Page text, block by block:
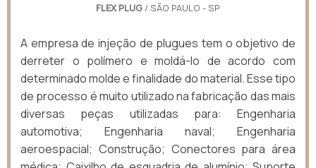
FLEX PLUG / SÃO PAULO - SP
A empresa de injeção de plugues tem o objetivo de
derreter o polímero e moldá-lo de acordo com
determinado molde e finalidade do material. Esse tipo
de processo é muito utilizado na fabricação das mais
diversas peças utilizadas para: Engenharia
automotiva; Engenharia naval; Engenharia
aeroespacial; Construção; Conectores para área